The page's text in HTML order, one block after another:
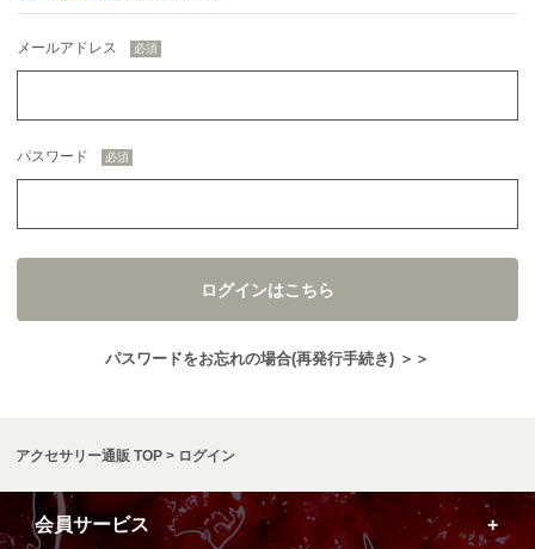
メールアドレス
パスワード
ログインはこちら
パスワードをお忘れの場合(再発行手続き) ＞＞
アクセサリー通販 TOP ログイン
会員サービス